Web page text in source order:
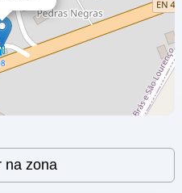
VER PREÇOS
VER PREÇOS
na zona